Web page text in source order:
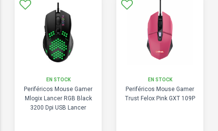
EN STOCK
Periféricos Mouse Gamer
Mlogix Lancer RGB Black
3200 Dpi USB Lancer
EN STOCK
Periféricos Mouse Gamer
Trust Felox Pink GXT 109P